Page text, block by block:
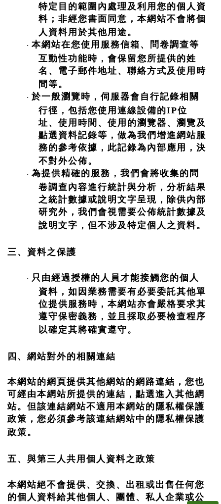
特定目的範圍內處理及利用您的個人資
料；非經您書面同意，本網站不會將個
人資料用於其他用途。
· 本網站在您使用服務信箱、問卷調查等
互動性功能時，會保留您所提供的姓
名、電子郵件地址、聯絡方式及使用時
間等。
· 於一般瀏覽時，伺服器會自行記錄相關
行徑，包括您使用連線設備的IP位
址、使用時間、使用的瀏覽器、瀏覽及
點選資料記錄等，做為我們增進網站服
務的參考依據，此記錄為內部應用，決
不對外公佈。
· 為提供精確的服務，我們會將收集的問
卷調查內容進行統計與分析，分析結果
之統計數據或說明文字呈現，除供內部
研究外，我們會視需要公佈統計數據及
說明文字，但不涉及特定個人之資料。
三、資料之保護
· 只由經過授權的人員才能接觸您的個人
資料，如因業務需要有必要委託其他單
位提供服務時，本網站亦會嚴格要求其
遵守保密義務，並且採取必要檢查程序
以確定其將確實遵守。
四、網站對外的相關連結
本網站的網頁提供其他網站的網路連結，您也
可經由本網站所提供的連結，點選進入其他網
站。但該連結網站不適用本網站的隱私權保護
政策，您必須參考該連結網站中的隱私權保護
政策。
五、與第三人共用個人資料之政策
本網站絕不會提供、交換、出租或出售任何您
的個人資料給其他個人、團體、私人企業或公